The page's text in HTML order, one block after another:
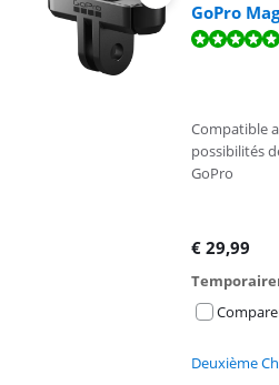
GoPro
La note est de 9,7 sur 10, basée sur 3
Compatible
possibilités
GoPro
€ 29,99
Deuxième